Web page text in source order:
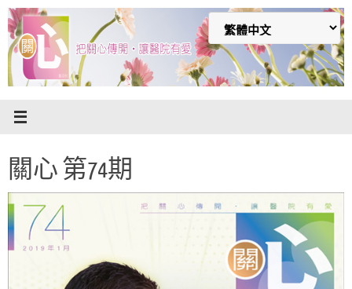
Skip
to
content
關心 第74期